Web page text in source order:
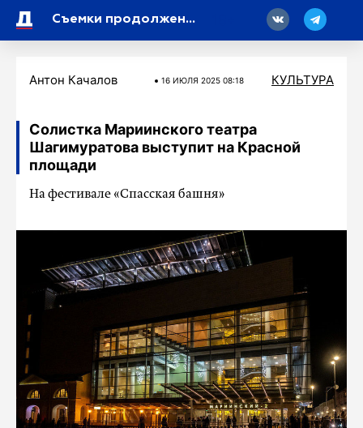
Съемки продолжения фильма «Питер FM» начнутся весной
Антон Качалов 16 ИЮЛЯ 2025 08:18 КУЛЬТУРА
Солистка Мариинского театра
Шагимуратова выступит на Красной
площади
На фестивале «Спасская башня»